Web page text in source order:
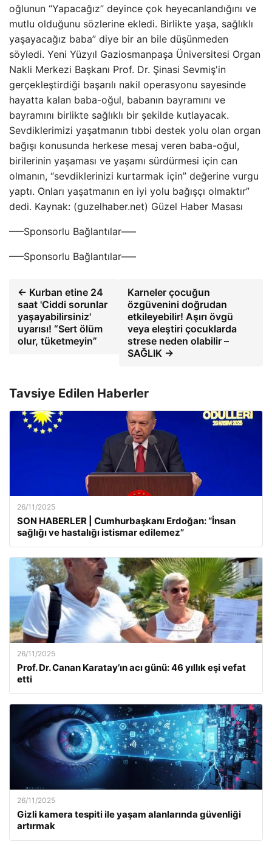
oğlunun “Yapacağız” deyince çok heyecanlandığını ve
mutlu olduğunu sözlerine ekledi. Birlikte yaşa, sağlıklı
yaşayacağız baba” diye bir an bile düşünmeden
söyledi. Yeni Yüzyıl Gaziosmanpaşa Üniversitesi Organ
Nakli Merkezi Başkanı Prof. Dr. Şinasi Sevmiş'in
gerçekleştirdiği başarılı nakil operasyonu sayesinde
hayatta kalan baba-oğul, babanın bayramını ve
bayramını birlikte sağlıklı bir şekilde kutlayacak.
Sevdiklerimizi yaşatmanın tıbbi destek yolu olan organ
bağışı konusunda herkese mesaj veren baba-oğul,
birilerinin yaşaması ve yaşamı sürdürmesi için can
olmanın, “sevdiklerinizi kurtarmak için” değerine vurgu
yaptı. Onları yaşatmanın en iyi yolu bağışçı olmaktır”
dedi. Kaynak: (guzelhaber.net) Güzel Haber Masası
—–Sponsorlu Bağlantılar—–
—–Sponsorlu Bağlantılar—–
← Kurban etine 24
saat 'Ciddi sorunlar
yaşayabilirsiniz'
uyarısı! “Sert ölüm
olur, tüketmeyin”
Karneler çocuğun
özgüvenini doğrudan
etkileyebilir! Aşırı övgü
veya eleştiri çocuklarda
strese neden olabilir –
SAĞLIK →
Tavsiye Edilen Haberler
26/11/2025
SON HABERLER | Cumhurbaşkanı Erdoğan: “İnsan
sağlığı ve hastalığı istismar edilemez”
26/11/2025
Prof. Dr. Canan Karatay’ın acı günü: 46 yıllık eşi vefat
etti
26/11/2025
Gizli kamera tespiti ile yaşam alanlarında güvenliği
artırmak